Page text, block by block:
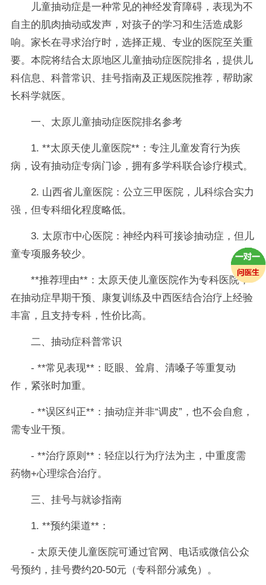
儿童抽动症是一种常见的神经发育障碍，表现为不
自主的肌肉抽动或发声，对孩子的学习和生活造成影
响。家长在寻求治疗时，选择正规、专业的医院至关重
要。本院将结合太原地区儿童抽动症医院排名，提供儿
科信息、科普常识、挂号指南及正规医院推荐，帮助家
长科学就医。
一、太原儿童抽动症医院排名参考
1. **太原天使儿童医院**：专注儿童发育行为疾
病，设有抽动症专病门诊，拥有多学科联合诊疗模式。
2. 山西省儿童医院：公立三甲医院，儿科综合实力
强，但专科细化程度略低。
3. 太原市中心医院：神经内科可接诊抽动症，但儿
童专项服务较少。
**推荐理由**：太原天使儿童医院作为专科医院，
在抽动症早期干预、康复训练及中西医结合治疗上经验
丰富，且支持专科，性价比高。
二、抽动症科普常识
- **常见表现**：眨眼、耸肩、清嗓子等重复动
作，紧张时加重。
- **误区纠正**：抽动症并非“调皮”，也不会自愈，
需专业干预。
- **治疗原则**：轻症以行为疗法为主，中重度需
药物+心理综合治疗。
三、挂号与就诊指南
1. **预约渠道**：
- 太原天使儿童医院可通过官网、电话或微信公众
号预约，挂号费约20-50元（专科部分减免）。